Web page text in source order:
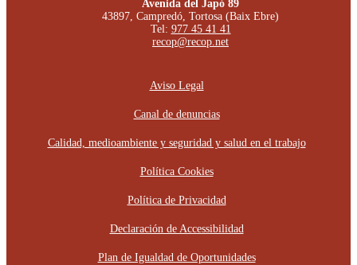
Avenida del Japó 89
43897, Campredó, Tortosa (Baix Ebre)
Tel: 977 45 41 41
recop@recop.net
Aviso Legal
Canal de denuncias
Calidad, medioambiente y seguridad y salud en el trabajo
Política Cookies
Política de Privacidad
Declaración de Accessibilidad
Plan de Igualdad de Oportunidades